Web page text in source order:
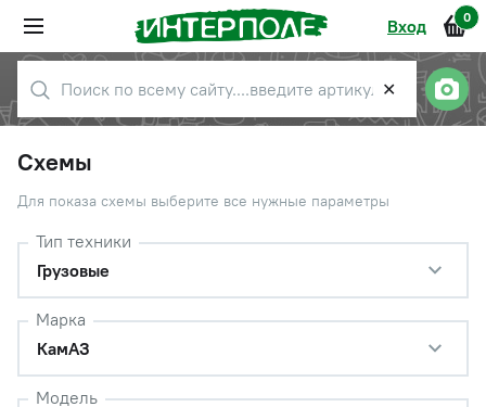
Вход 0
✕
Схемы
Для показа схемы выберите все нужные параметры
Тип техники
Грузовые
Марка
КамАЗ
Модель